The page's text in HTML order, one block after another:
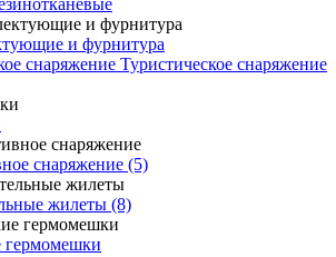
и фурнитура
Туристическое снаряжение
снаряжение (5)
жилеты (8)
гермомешки